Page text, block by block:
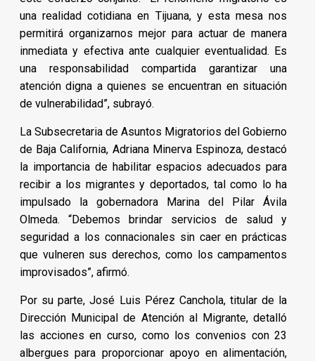
una realidad cotidiana en Tijuana, y esta mesa nos
permitirá organizarnos mejor para actuar de manera
inmediata y efectiva ante cualquier eventualidad. Es
una responsabilidad compartida garantizar una
atención digna a quienes se encuentran en situación
de vulnerabilidad”, subrayó.
La Subsecretaria de Asuntos Migratorios del Gobierno
de Baja California, Adriana Minerva Espinoza, destacó
la importancia de habilitar espacios adecuados para
recibir a los migrantes y deportados, tal como lo ha
impulsado la gobernadora Marina del Pilar Ávila
Olmeda. “Debemos brindar servicios de salud y
seguridad a los connacionales sin caer en prácticas
que vulneren sus derechos, como los campamentos
improvisados”, afirmó.
Por su parte, José Luis Pérez Canchola, titular de la
Dirección Municipal de Atención al Migrante, detalló
las acciones en curso, como los convenios con 23
albergues para proporcionar apoyo en alimentación,